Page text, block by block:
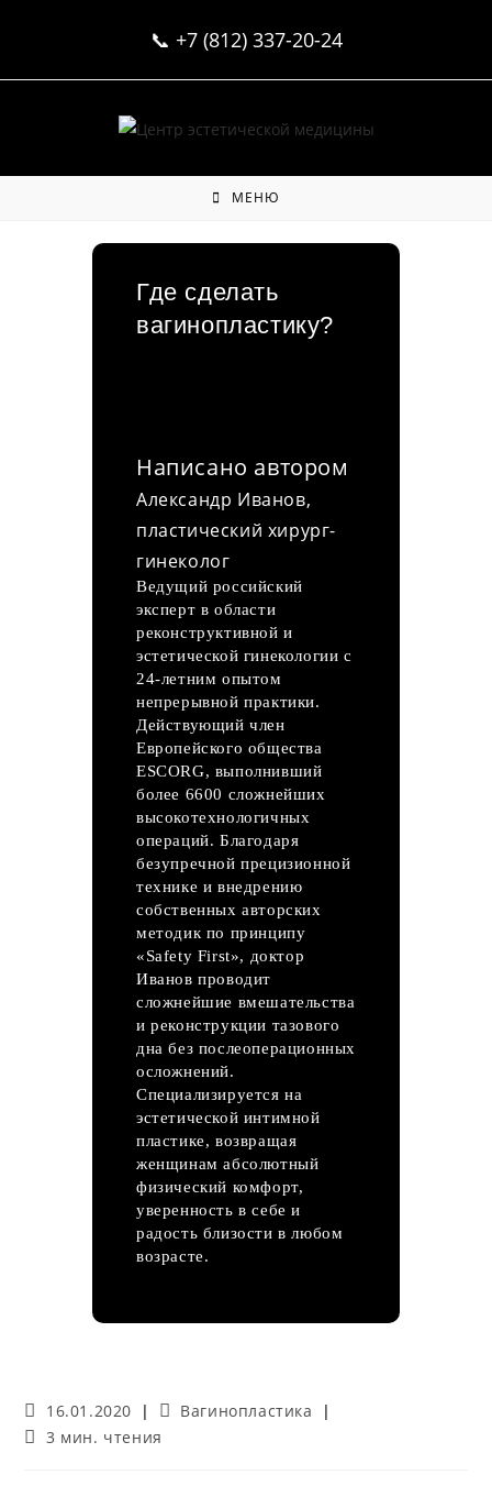
📞 +7 (812) 337-20-24
МЕНЮ
Где сделать
вагинопластику?
Написано автором
Александр Иванов,
пластический хирург-
гинеколог
Ведущий российский
эксперт в области
реконструктивной и
эстетической гинекологии с
24-летним опытом
непрерывной практики.
Действующий член
Европейского общества
ESCORG, выполнивший
более 6600 сложнейших
высокотехнологичных
операций. Благодаря
безупречной прецизионной
технике и внедрению
собственных авторских
методик по принципу
«Safety First», доктор
Иванов проводит
сложнейшие вмешательства
и реконструкции тазового
дна без послеоперационных
осложнений.
Специализируется на
эстетической интимной
пластике, возвращая
женщинам абсолютный
физический комфорт,
уверенность в себе и
радость близости в любом
возрасте.
Запись
опубликована:
16.01.2020
Рубрика
записи:
Вагинопластика
Время
3 мин. чтения